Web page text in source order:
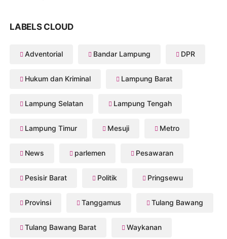
LABELS CLOUD
Adventorial Bandar Lampung DPR
Hukum dan Kriminal Lampung Barat
Lampung Selatan Lampung Tengah
Lampung Timur Mesuji Metro
News parlemen Pesawaran
Pesisir Barat Politik Pringsewu
Provinsi Tanggamus Tulang Bawang
Tulang Bawang Barat Waykanan